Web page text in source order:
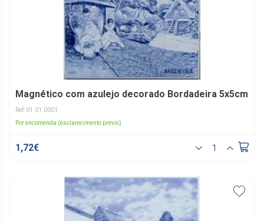
Magnético com azulejo decorado Bordadeira 5x5cm
Ref: 01.01.0001
Por encomenda (esclarecimento prévio)
1,72€